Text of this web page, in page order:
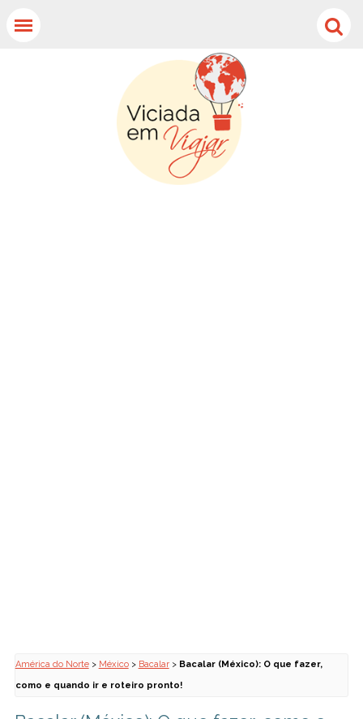
América do Norte> México> Bacalar> Bacalar (México): O que fazer,
como e quando ir e roteiro pronto!